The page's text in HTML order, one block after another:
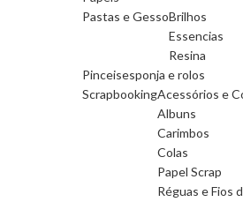
Pastas e GessoBrilhos
Essencias
Resina
Pinceisesponja e rolos
ScrapbookingAcessórios e
Albuns
Carimbos
Colas
Papel Scrap
Réguas e Fios